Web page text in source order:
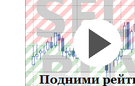
альткоин,биткойн,криптобиржа,